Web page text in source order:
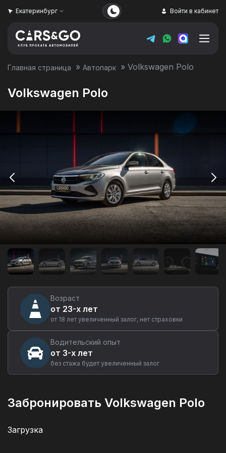
Екатеринбург Войти в кабинет
Главная страница » Автопарк » Volkswagen Polo
Volkswagen Polo
Аренда
автомобиля
Volkswagen
Polo
Екатеринбурге
Возраст
от 23-х лет
от 18 лет увеличенный залог, нет страховки
Водительский опыт
от 3-х лет
без стажа будет увеличенный залог
Забронировать Volkswagen Polo
Загрузка